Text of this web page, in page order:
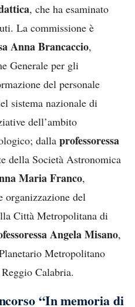
, che ha esaminato
La commissione è
Anna Brancaccio,
Generale per gli
del personale
sistema nazionale di
dell’ambito
dalla professoressa
della Società Astronomica
Maria Franco,
organizzazione del
Città Metropolitana di
Angela Misano,
Metropolitano
Calabria.
“In memoria di